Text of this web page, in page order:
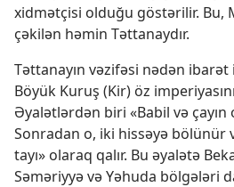
xidmətçisi olduğu göstərilir. Bu,
çəkilən həmin Təttanaydır.
Təttanayın vəzifəsi nədən ibarət
Böyük Kuruş (Kir) öz
Əyalətlərdən biri «Babil və çayın
Sonradan o, iki hissəyə bölünür
tayı» olaraq qalır. Bu əyalətə
Səməriyyə və Yəhuda bölgələri